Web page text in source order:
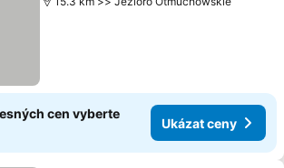
cen vyberte
Ukázat ceny